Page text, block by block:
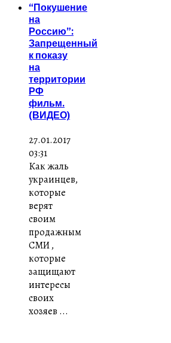
“Покушение
на
Россию”:
Запрещенный
к показу
на
территории
РФ
фильм.
(ВИДЕО)
27.01.2017
03:31
Как жаль
украинцев,
которые
верят
своим
продажным
СМИ ,
которые
защищают
интересы
своих
хозяев ...